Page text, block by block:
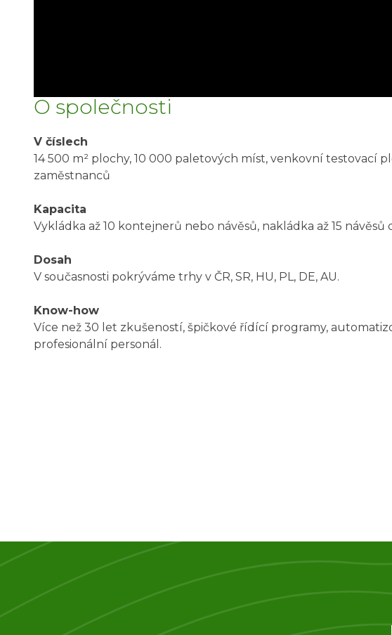
O společnosti
V číslech
14 500 m² plochy, 10 000 paletových míst, venkovní testovací
zaměstnanců
Kapacita
Vykládka až 10 kontejnerů nebo návěsů, nakládka až 15 návěsů
Dosah
V současnosti pokrýváme trhy v ČR, SR, HU, PL, DE, AU.
Know-how
Více než 30 let zkušeností, špičkové řídící programy,
profesionální personál.